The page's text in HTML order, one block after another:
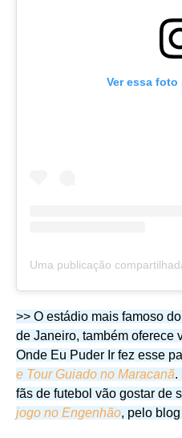
Ver essa
>> O estádio mais famoso
de Janeiro, também oferece
Onde Eu Puder Ir fez esse
e Tour Guiado no Maracanã.
fãs de futebol vão gostar de
jogo no Engenhão, pelo